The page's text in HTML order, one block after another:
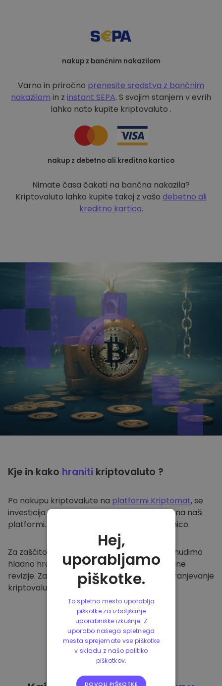
nakup z bančnim nakazilom
Varno in priročno prenesite sredstva z bančnim
nakazilom in z instant SEPA. S svojim stanjem v evrih
lahko nato kupite kriptovaluto .
nakup z debetno ali kreditno kartico
Nimate časa čakati na bančna nakazila?
Kriptovaluto lahko kupite takoj z vašo debetno ali
kreditno kartico.
Kje in kako hraniti kriptovaluto ?
Po nakupu kriptovalute na platformi Kriptomat, se
investicija prenese v vašo varno denarnico na naši
platformi. Vsak uporabnik ima svojo denarnico.
Za zaščito naših strank in njihovih sredstev nudimo
hladno hrambo ter redno izvajamo varnostne
revizije. Zato je naša platforma varna za shranjevanje
kriptovalute in ostalih kripto naložb.
Hej,
uporabljamo
piškotke.
To spletno mesto uporablja
piškotke za izboljšanje
uporabniške izkušnje. Z
uporabo našega spletnega
mesta sprejemate vse piškotke
v skladu z našo politiko
piškotkov.
DOVOLI PIŠKOTKE